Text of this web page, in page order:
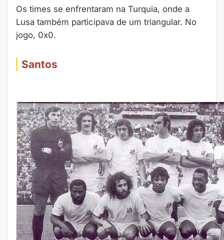
Os times se enfrentaram na Turquia, onde a
Lusa também participava de um triangular. No
jogo, 0x0.
Santos